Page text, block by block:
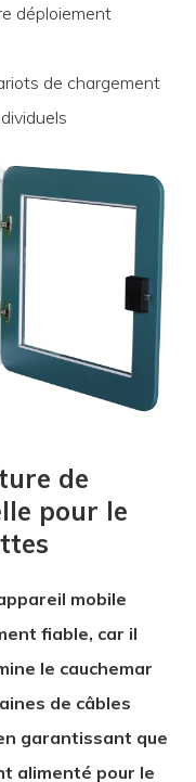
déploiement
de chargement
de
pour le
mobile
fiable, car il
le cauchemar
de câbles
garantissant que
alimenté pour le